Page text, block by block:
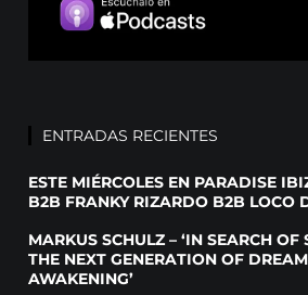
ENTRADAS RECIENTES
ESTE MIÉRCOLES EN PARADISE
B2B FRANKY RIZARDO B2B LOCO
MARKUS SCHULZ – ‘IN SEARCH OF
THE NEXT GENERATION OF
AWAKENING’